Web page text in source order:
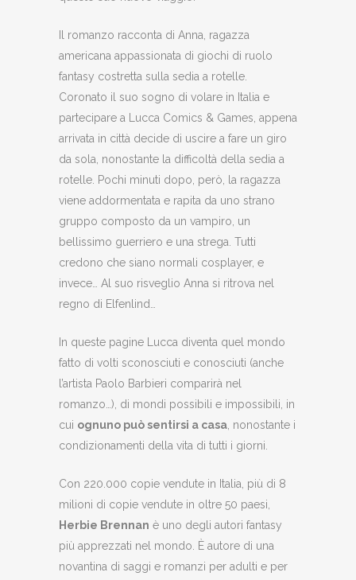
Il romanzo racconta di Anna, ragazza
americana appassionata di giochi di ruolo
fantasy costretta sulla sedia a rotelle.
Coronato il suo sogno di volare in Italia e
partecipare a Lucca Comics & Games, appena
arrivata in città decide di uscire a fare un giro
da sola, nonostante la difficoltà della sedia a
rotelle. Pochi minuti dopo, però, la ragazza
viene addormentata e rapita da uno strano
gruppo composto da un vampiro, un
bellissimo guerriero e una strega. Tutti
credono che siano normali cosplayer, e
invece… Al suo risveglio Anna si ritrova nel
regno di Elfenlind…
In queste pagine Lucca diventa quel mondo
fatto di volti sconosciuti e conosciuti (anche
l’artista Paolo Barbieri comparirà nel
romanzo…), di mondi possibili e impossibili, in
cui ognuno può sentirsi a casa , nonostante i
condizionamenti della vita di tutti i giorni.
Con 220.000 copie vendute in Italia, più di 8
milioni di copie vendute in oltre 50 paesi,
Herbie Brennan è uno degli autori fantasy
più apprezzati nel mondo. È autore di una
novantina di saggi e romanzi per adulti e per